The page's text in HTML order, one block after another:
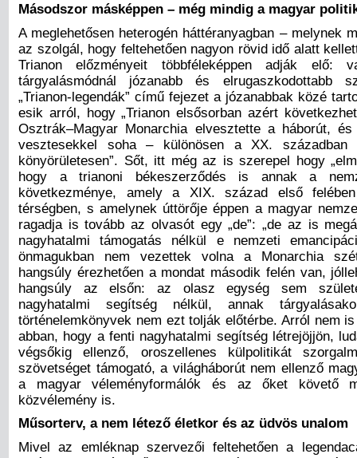
Másodszor másképpen – még mindig a magyar
A meglehetősen heterogén háttéranyagban – melynek
az szolgál, hogy feltehetően nagyon rövid idő alatt
Trianon előzményeit többféleképpen adják elő:
tárgyalásmódnál józanabb és elrugaszkodottabb
„Trianon-legendák” című fejezet a józanabbak közé
esik arról, hogy „Trianon elsősorban azért
Osztrák–Magyar Monarchia elvesztette a háborút,
vesztesekkel soha – különösen a XX.
könyörületesen”. Sőt, itt még az is szerepel hogy
hogy a trianoni békeszerződés is annak a
következménye, amely a XIX. század első
térségben, s amelynek úttörője éppen a magyar
ragadja is tovább az olvasót egy „de”: „de az is
nagyhatalmi támogatás nélkül e nemzeti
önmagukban nem vezettek volna a Monarchia
hangsúly érezhetően a mondat második felén van,
hangsúly az elsőn: az olasz egység sem
nagyhatalmi segítség nélkül, annak
történelemkönyvek nem ezt tolják előtérbe. Arról nem
abban, hogy a fenti nagyhatalmi segítség létrejöjjön,
végsőkig ellenző, oroszellenes külpolitikát
szövetséget támogató, a világháborút nem ellenző
a magyar véleményformálók és az őket követő
közvélemény is.
Műsorterv, a nem létező életkor és az üdvös unalom
Mivel az emléknap szervezői feltehetően a